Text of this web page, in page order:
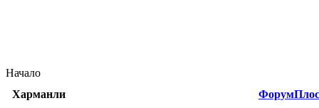
Начало
Харманли
Форум